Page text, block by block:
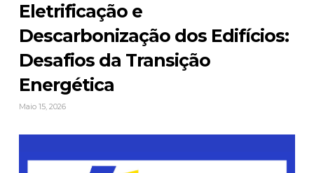
Eletrificação e
Descarbonização dos Edifícios:
Desafios da Transição
Energética
Maio 15, 2026